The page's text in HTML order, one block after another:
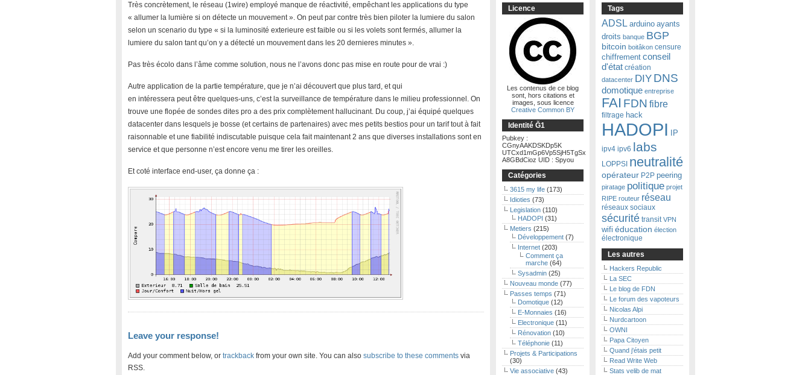
Très concrètement, le réseau (1wire) employé manque de réactivité, empêchant les applications du type
« allumer la lumière si on détecte un mouvement ». On peut par contre très bien piloter la lumiere du salon
selon un scenario du type « si la luminosité exterieure est faible ou si les volets sont fermés, allumer la
lumiere du salon tant qu’on y a détecté un mouvement dans les 20 dernieres minutes ».
Pas très écolo dans l’âme comme solution, nous ne l’avons donc pas mise en route pour de vrai :)
Autre application de la partie température, que je n’ai découvert que plus tard, et qui
en intéressera peut être quelques-uns, c’est la surveillance de température dans le milieu professionnel. On
trouve une flopée de sondes dites pro a des prix complètement hallucinant. Du coup, j’ai équipé quelques
datacenter dans lesquels je bosse (et certains de partenaires) avec mes petits bestios pour un tarif tout à fait
raisonnable et une fiabilité indiscutable puisque cela fait maintenant 2 ans que diverses installations sont en
service et que personne n’est encore venu me tirer les oreilles.
Et coté interface end-user, ça donne ça :
Leave your response!
Add your comment below, or trackback from your own site. You can also subscribe to these comments via
RSS.
Licence
Les contenus de ce blog
sont, hors citations et
images, sous licence
Creative Common BY
Identité Ğ1
Pubkey :
CGnyAAKDSKDp5K
UTCxd1mGp6Vp5SjH5TgSx
A8GBdCioz UID : Spyou
Catégories
3615 my life (173)
Idioties (73)
Legislation (110)
HADOPI (31)
Metiers (215)
Développement (7)
Internet (203)
Comment ça
marche (64)
Sysadmin (25)
Nouveau monde (77)
Passes temps (71)
Domotique (12)
E-Monnaies (16)
Electronique (11)
Rénovation (10)
Téléphonie (11)
Projets & Participations
(30)
Vie associative (43)
Tags
ADSL arduino ayants
droits banque BGP
bitcoin boitâkon censure
chiffrement conseil
d'état création
datacenter DIY DNS
domotique entreprise
FAI FDN fibre
filtrage hack
HADOPI
IP
ipv4 ipv6 labs
LOPPSI neutralité
opérateur P2P peering
piratage politique projet
RIPE routeur réseau
réseaux sociaux
sécurité transit VPN
wifi éducation élection
électronique
Les autres
Hackers Republic
La SEC
Le blog de FDN
Le forum des vapoteurs
Nicolas Alpi
Nurdcartoon
OWNI
Papa Citoyen
Quand j'étais petit
Read Write Web
Stats velib de mat